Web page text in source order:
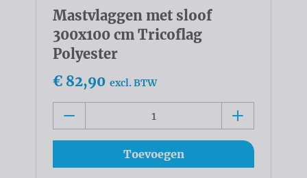
Mastvlaggen met sloof
300x100 cm Tricoflag
Polyester
€ 82,90 excl. BTW
Toevoegen